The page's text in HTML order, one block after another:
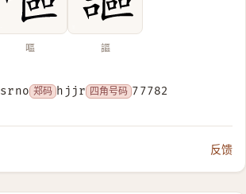
嘔 謳
srno 郑码 hjjr 四角号码 77782
反馈